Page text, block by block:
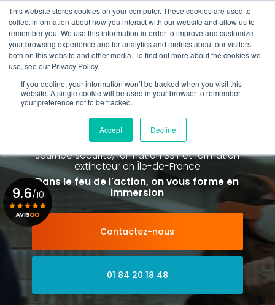
This website stores cookies on your computer. These cookies are used to
collect information about how you interact with our website and allow us to
remember you. We use this information in order to improve and customize
your browsing experience and for analytics and metrics about our visitors
both on this website and other media. To find out more about the cookies we
use, see our Privacy Policy.
If you decline, your information won’t be tracked when you visit this
website. A single cookie will be used in your browser to remember
your preference not to be tracked.
Accept Decline
Aller
au
contenu
principal
01 84 20 18 48
Spécialiste de la formation SST et
de la Formation Incendie
à Paris La Défense depuis 2015
Journée sécurité, formation SST et formation
extincteuren Île-de-France
Dans le feu de l'action, on vous forme en
immersion
Contactez-nous
01 84 20 18 48
9.6/10
Voir le certificat